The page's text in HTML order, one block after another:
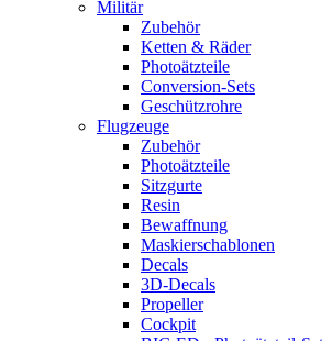
Militär
Zubehör
Ketten & Räder
Photoätzteile
Conversion-Sets
Geschützrohre
Flugzeuge
Zubehör
Photoätzteile
Sitzgurte
Resin
Bewaffnung
Maskierschablonen
Decals
3D-Decals
Propeller
Cockpit